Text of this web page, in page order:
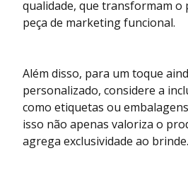
qualidade, que transformam o
peça de marketing funcional.
Além disso, para um toque
personalizado, considere a
como etiquetas ou
isso não apenas valoriza o
agrega exclusividade ao brinde.